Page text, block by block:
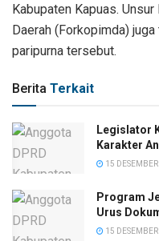
Kabupaten Kapuas.
Daerah (Forkopimda)
paripurna tersebut.
Berita Terkait
Legislator
Karakter
15
Program
Urus
15